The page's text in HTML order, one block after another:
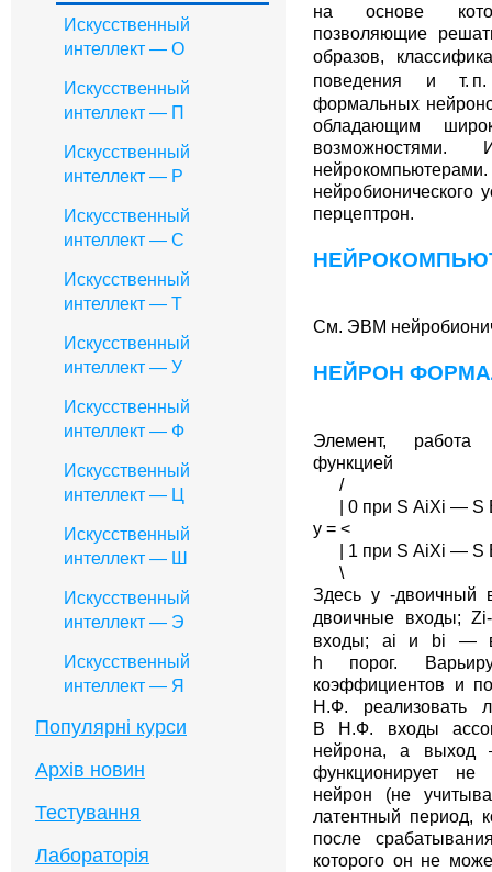
Искусственный
интеллект — О
Искусственный
интеллект — П
Искусственный
интеллект — Р
Искусственный
интеллект — C
Искусственный
интеллект — Т
Искусственный
интеллект — У
Искусственный
интеллект — Ф
Искусственный
интеллект — Ц
Искусственный
интеллект — Ш
Искусственный
интеллект — Э
Искусственный
интеллект — Я
Популярні курси
Архів новин
Тестування
Лабораторія
на основе
позволяющие
образов,
поведения и т. п.
формальных
обладающим
нейробионического
перцептрон.
См. ЭВМ
НЕЙРОН
Элемент, работа
функцией
/
| 0 при S AiXi — S
y = <
| 1 при S AiXi — S
\
Здесь y -двоичный
двоичные входы;
входы; ai и bi —
h порог.
коэффициентов и
Н.Ф. реализовать
В Н.Ф. входы
нейрона, а
функционирует не
нейрон (не
латентный период,
после
которого он не